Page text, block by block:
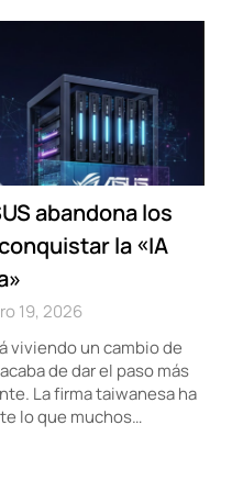
abandona los
la «IA
19, 2026
viviendo un cambio de
de dar el paso más
La firma taiwanesa ha
lo que muchos…